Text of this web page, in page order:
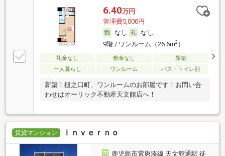
6.40万円
管理費5,000円
なし
なし
9階 / ワンルーム（26.6m2）
礼金なし 敷金なし
新築
一人暮らし
ワンルーム バス・トイレ別
新築！樋之口町、ワンルームのお部屋です！お問い合
わせはオーリック不動産天文館店へ！
賃貸マンション ｉｎｖｅｒｎｏ
鹿児島市電唐湊線 天文館通駅 徒